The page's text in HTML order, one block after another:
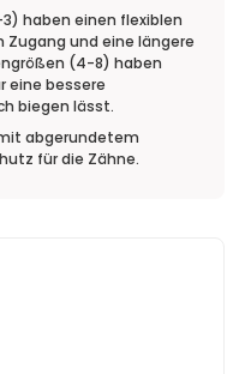
haben einen flexiblen
und eine längere
(4-8) haben
eine bessere
biegen lässt.
abgerundetem
für die Zähne.